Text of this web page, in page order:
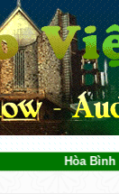
Hòa Bình là